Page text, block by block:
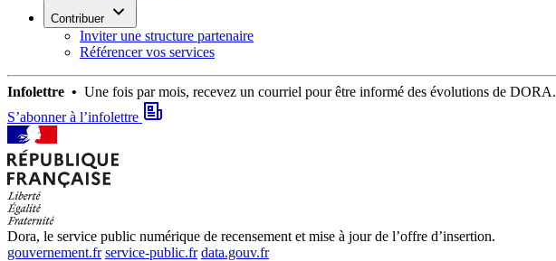
Contribuer
Inviter une structure partenaire
Référencer vos services
Infolettre • Une fois par mois, recevez un courriel pour être informé des évolutions de DORA.
S’abonner à l’infolettre
Dora, le service public numérique de recensement et mise à jour de l’offre d’insertion.
gouvernement.fr service-public.fr data.gouv.fr